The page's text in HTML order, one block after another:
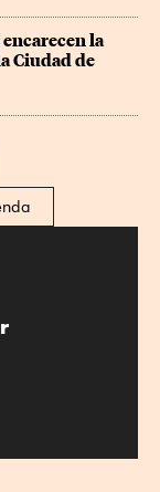
la
Ciudad de